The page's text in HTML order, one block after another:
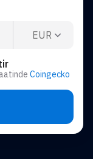
EUR
Coingecko